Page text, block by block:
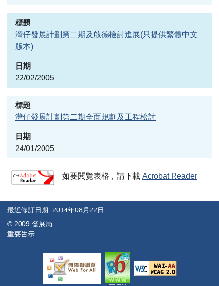
灣仔發展計劃第二期及啟德檢討進展(只提供繁體中文
版本)
22/02/2005
灣仔發展計劃第二期全面規劃及工程檢討
24/01/2005
如要閱覽表格，請下載 Acrobat Reader
最近修訂日期: 2014年08月22日
© 2009 發展局
重要告示